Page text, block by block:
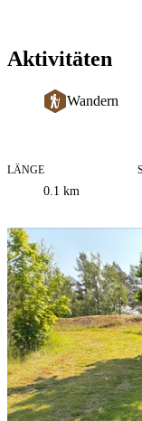
Aktivitäten
Wandern
Informationen
zum
Weg
LÄNGE
0.1 km
Bildergalerie